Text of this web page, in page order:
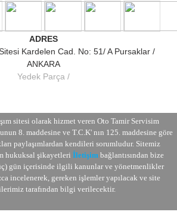
ADRES
Kardelen Cad. No: 51/ A Pursaklar /
ANKARA
Yedek Parça
sitesi olarak hizmet veren Oto Tamir Servisim
8. maddesine ve T.C.K' nın 125. maddesine göre
paylaşımlardan kendileri sorumludur. Sitemiz
hukuksal şikayetleri İletişim bağlantısından bize
gün içerisinde ilgili kanunlar ve yönetmenlikler
incelenerek, gereken işlemler yapılacak ve site
tarafından bilgi verilecektir.